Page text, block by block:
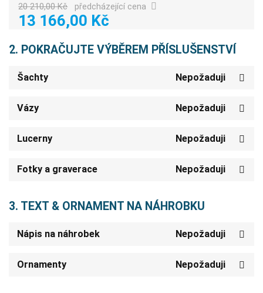
20 210,00 Kč předcházející cena
13 166,00 Kč
2. POKRAČUJTE VÝBĚREM PŘÍSLUŠENSTVÍ
Šachty Nepožaduji
Vázy Nepožaduji
Lucerny Nepožaduji
Fotky a graverace Nepožaduji
3. TEXT & ORNAMENT NA NÁHROBKU
Nápis na náhrobek Nepožaduji
Ornamenty Nepožaduji